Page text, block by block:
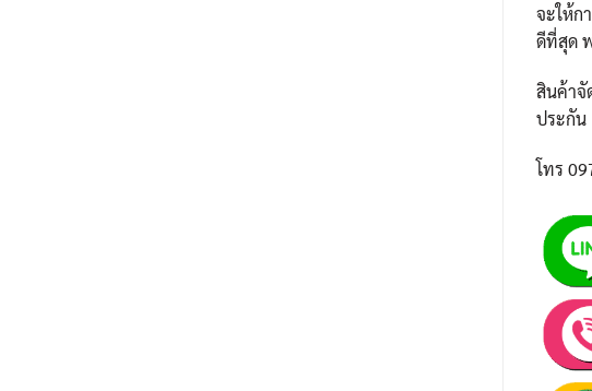
จะให้ก
ดีที่สุด
สินค้าจั
ประกัน
โทร